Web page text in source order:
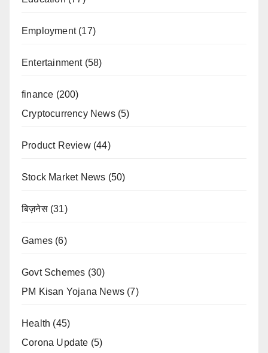
Employment(17)
Entertainment(58)
finance (200)
Cryptocurrency News(5)
Product Review(44)
Stock Market News (50)
बिज़नेस(31)
Games (6)
Govt Schemes (30)
PM Kisan Yojana News (7)
Health (45)
Corona Update (5)